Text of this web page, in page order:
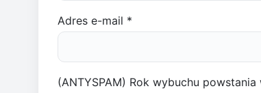
Adres e-mail *
(ANTYSPAM) Rok wybuchu